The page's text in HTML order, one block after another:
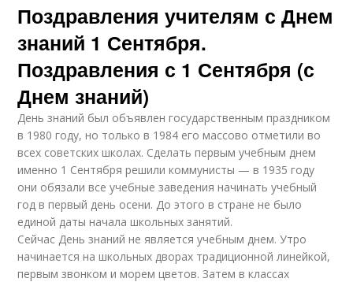
Поздравления учителям с Днем
знаний 1 Сентября.
Поздравления с 1 Сентября (с
Днем знаний)
День знаний был объявлен государственным праздником
в 1980 году, но только в 1984 его массово отметили во
всех советских школах. Сделать первым учебным днем
именно 1 Сентября решили коммунисты — в 1935 году
они обязали все учебные заведения начинать учебный
год в первый день осени. До этого в стране не было
единой даты начала школьных занятий.
Сейчас День знаний не является учебным днем. Утро
начинается на школьных дворах традиционной линейкой,
первым звонком и морем цветов. Затем в классах